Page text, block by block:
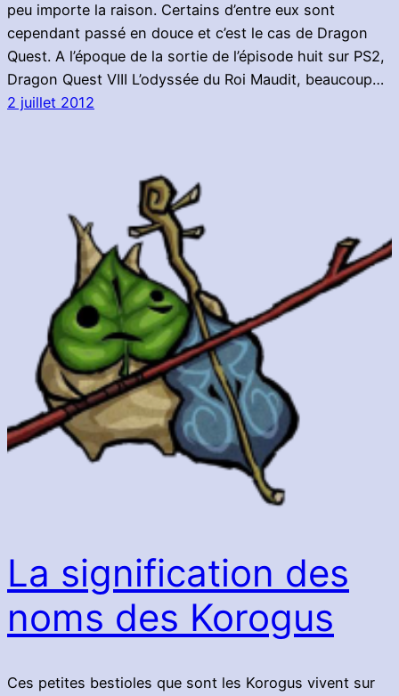
peu importe la raison. Certains d’entre eux sont
cependant passé en douce et c’est le cas de Dragon
Quest. A l’époque de la sortie de l’épisode huit sur PS2,
Dragon Quest VIII L’odyssée du Roi Maudit, beaucoup…
2 juillet 2012
La signification des
noms des Korogus
Ces petites bestioles que sont les Korogus vivent sur